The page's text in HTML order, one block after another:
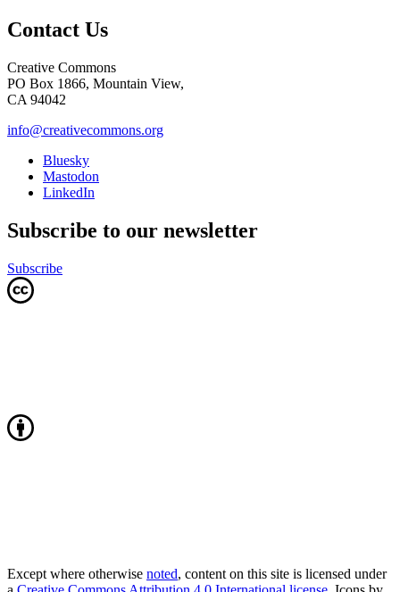
Contact Us
Creative Commons
PO Box 1866, Mountain View,
CA 94042
info@creativecommons.org
Bluesky
Mastodon
LinkedIn
Subscribe to our newsletter
Subscribe
Except where otherwise noted, content on this site is licensed under